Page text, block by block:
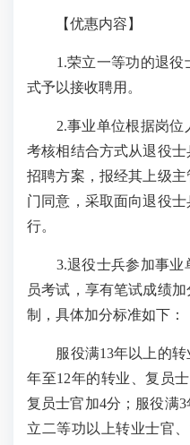
【优惠内容】
1.荣立一等功的退役
式予以接收聘用。
2.事业单位根据岗位
考核相结合方式从退役
招聘方案，报经其上级
门同意，采取面向退役
行。
3.退役士兵参加事业
员考试，享有笔试成绩
制，具体加分标准如下：
服役满13年以上的转
年至12年的转业、复员
复员士官加4分；服役满
立二等功以上转业士官